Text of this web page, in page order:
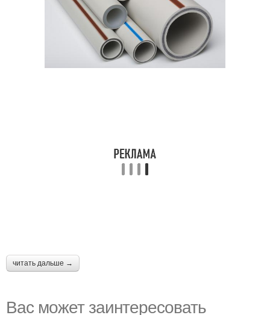
читать дальше →
Вас может заинтересовать